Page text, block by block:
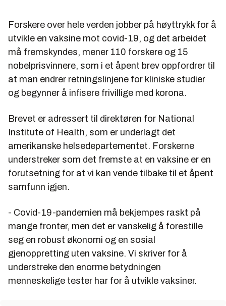
Forskere over hele verden jobber på høyttrykk for å
utvikle en vaksine mot covid-19, og det arbeidet
må fremskyndes, mener 110 forskere og 15
nobelprisvinnere, som i et åpent brev oppfordrer til
at man endrer retningslinjene for kliniske studier
og begynner å infisere frivillige med korona.
Brevet er adressert til direktøren for National
Institute of Health, som er underlagt det
amerikanske helsedepartementet. Forskerne
understreker som det fremste at en vaksine er en
forutsetning for at vi kan vende tilbake til et åpent
samfunn igjen.
- Covid-19-pandemien må bekjempes raskt på
mange fronter, men det er vanskelig å forestille
seg en robust økonomi og en sosial
gjenoppretting uten vaksine. Vi skriver for å
understreke den enorme betydningen
menneskelige tester har for å utvikle vaksiner.